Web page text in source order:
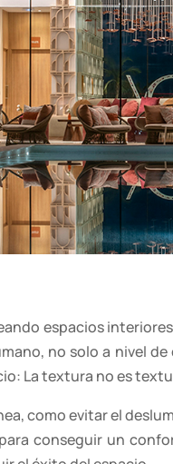
espacios
no solo a nivel
La textura no es
como evitar el
conseguir un